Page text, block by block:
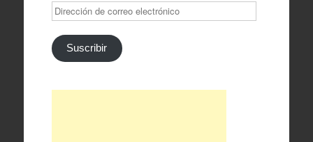
Dirección
de
correo
electrónico
Suscribir